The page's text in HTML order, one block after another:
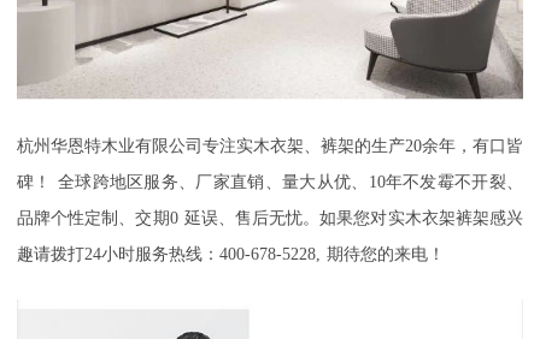
杭州华恩特木业有限公司 专注实木衣架、裤架的生产20余年，有口皆
碑！
全球跨地区服务、厂家直销、量大从优、 10年不发霉不开裂、
品牌个性定制、交期0 延误、售后无忧。如果您对实木衣架裤架感兴
趣请拨打24小时服务热线： 400-678-5228, 期待您的来电！